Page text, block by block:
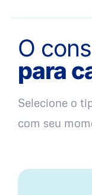
O
para
Selecione o
com seu